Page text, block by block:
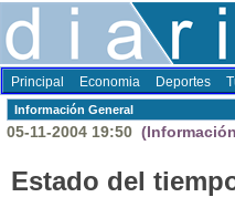
Principal Economia Deportes
Información General
05-11-2004 19:50
Estado del